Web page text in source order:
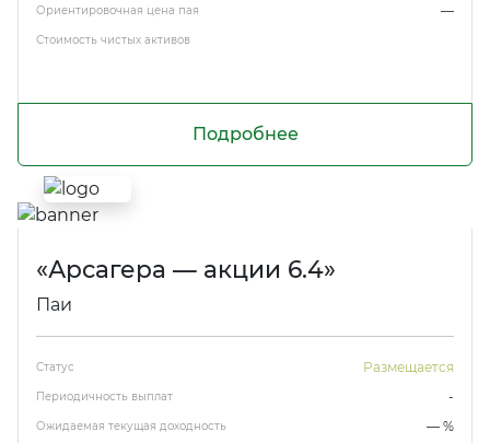
Ориентировочная цена пая —
Стоимость чистых активов
Подробнее
«Арсагера — акции 6.4»
Паи
Статус Размещается
Периодичность выплат -
Ожидаемая текущая доходность — %